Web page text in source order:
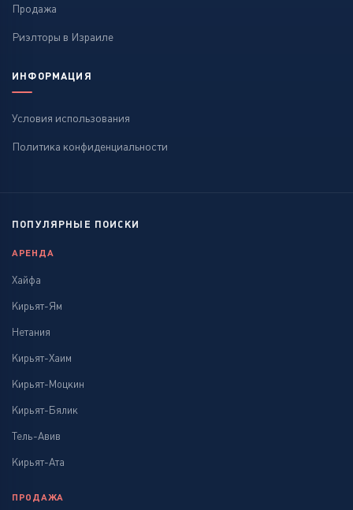
Продажа
Риэлторы в Израиле
ИНФОРМАЦИЯ
Условия использования
Политика конфиденциальности
ПОПУЛЯРНЫЕ ПОИСКИ
АРЕНДА
Хайфа
Кирьят-Ям
Нетания
Кирьят-Хаим
Кирьят-Моцкин
Кирьят-Бялик
Тель-Авив
Кирьят-Ата
ПРОДАЖА